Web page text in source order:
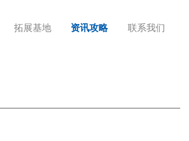
拓展基地 资讯攻略 联系我们